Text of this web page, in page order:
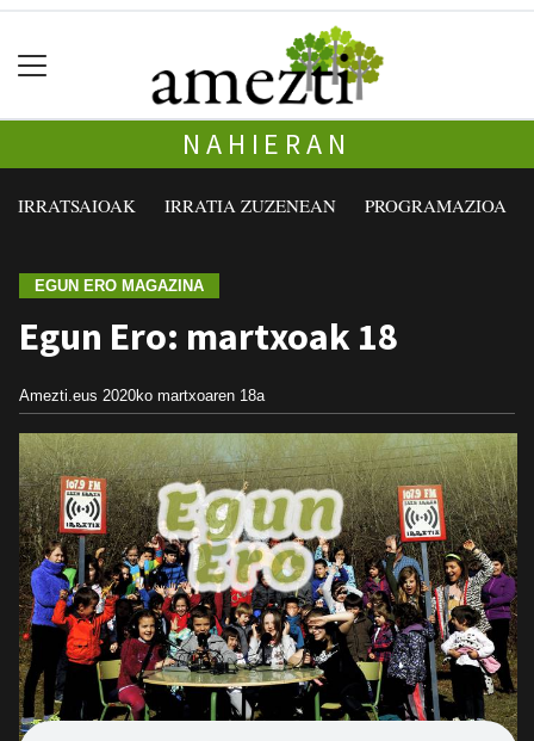
NAHIERAN
IRRATSAIOAK IRRATIA ZUZENEAN PROGRAMAZIOA
EGUN ERO MAGAZINA
Egun Ero: martxoak 18
Amezti.eus 2020ko martxoaren 18a